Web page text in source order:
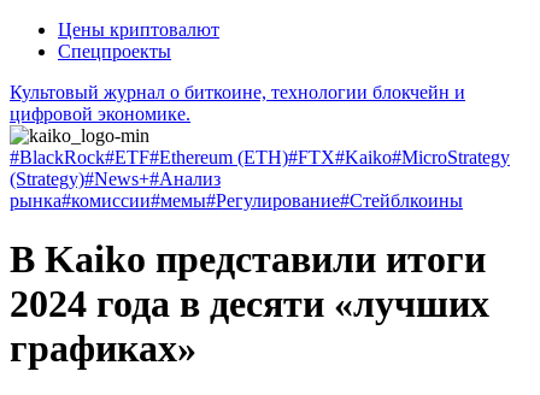
Цены криптовалют
Спецпроекты
Культовый журнал о биткоине, технологии блокчейн и
цифровой экономике.
#BlackRock#ETF#Ethereum (ETH)#FTX#Kaiko#MicroStrategy
(Strategy)#News+#Анализ
рынка#комиссии#мемы#Регулирование#Стейблкоины
В Kaiko представили итоги
2024 года в десяти «лучших
графиках»